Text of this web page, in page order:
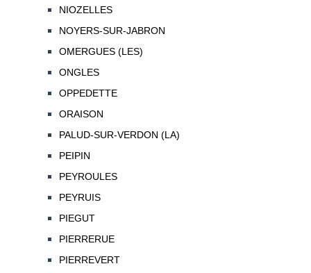
NIOZELLES
NOYERS-SUR-JABRON
OMERGUES (LES)
ONGLES
OPPEDETTE
ORAISON
PALUD-SUR-VERDON (LA)
PEIPIN
PEYROULES
PEYRUIS
PIEGUT
PIERRERUE
PIERREVERT